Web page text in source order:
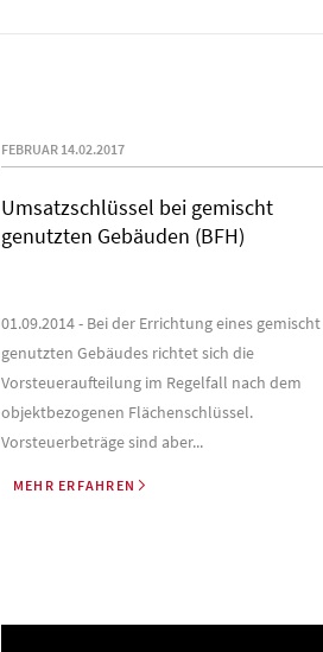
FEBRUAR 14.02.2017
Umsatzschlüssel bei gemischt
genutzten Gebäuden (BFH)
01.09.2014 - Bei der Errichtung eines gemischt
genutzten Gebäudes richtet sich die
Vorsteueraufteilung im Regelfall nach dem
objektbezogenen Flächenschlüssel.
Vorsteuerbeträge sind aber...
MEHR ERFAHREN